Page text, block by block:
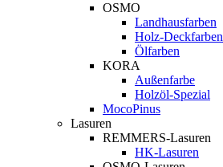
OSMO
Landhausfarben
Holz-Deckfarben
Ölfarben
KORA
Außenfarbe
Holzöl-Spezial
MocoPinus
Lasuren
REMMERS-Lasuren
HK-Lasuren